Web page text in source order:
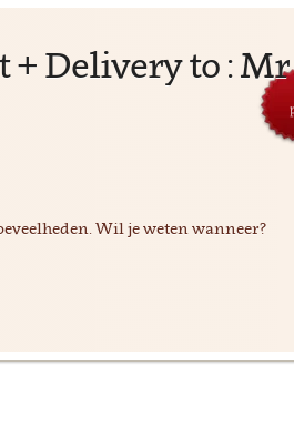
+ Delivery to :
Wil je weten wanneer?